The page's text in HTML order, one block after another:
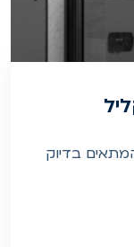
בדיוק